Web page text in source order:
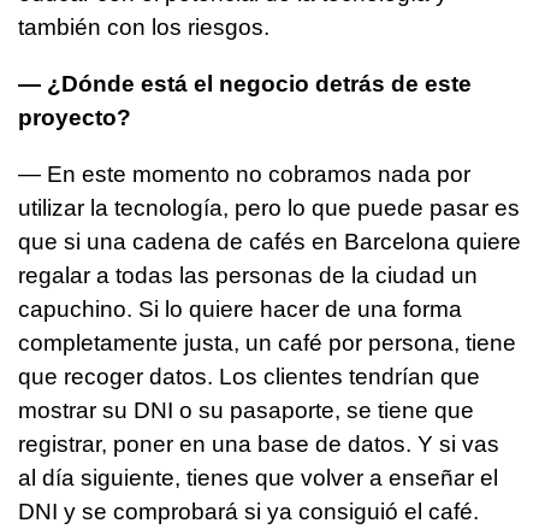
también con los riesgos.
— ¿Dónde está el negocio detrás de este
proyecto?
— En este momento no cobramos nada por
utilizar la tecnología, pero lo que puede pasar es
que si una cadena de cafés en Barcelona quiere
regalar a todas las personas de la ciudad un
capuchino. Si lo quiere hacer de una forma
completamente justa, un café por persona, tiene
que recoger datos. Los clientes tendrían que
mostrar su DNI o su pasaporte, se tiene que
registrar, poner en una base de datos. Y si vas
al día siguiente, tienes que volver a enseñar el
DNI y se comprobará si ya consiguió el café.